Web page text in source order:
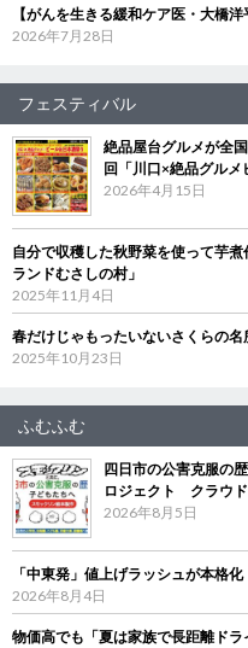
【がんを生きる緩和ケア医・大橋
2026年7月28日
フェスティバル
絶品屋台グルメが全
回「川口×絶品グル
2026年4月15日
自分で収穫した秋野菜を使って芋
ランドむさしの村」
2025年11月4日
春だけじゃもったいないさくらの
2025年10月23日
ふむふむ
四日市の公害克服の
ロジェクト クラウ
2026年8月5日
「中東発」値上げラッシュが本格
2026年8月4日
物価高でも「夏は家族で長距離ド